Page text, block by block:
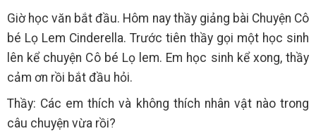
Giờ học văn bắt đầu. Hôm nay thầy giảng bài Chuyện Cô
bé Lọ Lem Cinderella. Trước tiên thầy gọi một học sinh
lên kể chuyện Cô bé Lọ lem. Em học sinh kể xong, thầy
cảm ơn rồi bắt đầu hỏi.
Thầy: Các em thích và không thích nhân vật nào trong
câu chuyện vừa rồi?